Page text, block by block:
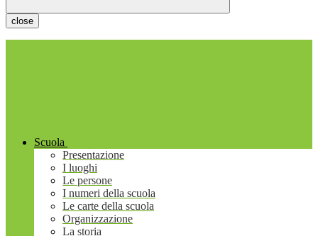
close
Scuola
Presentazione
I luoghi
Le persone
I numeri della scuola
Le carte della scuola
Organizzazione
La storia